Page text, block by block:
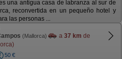
una antigua casa de labranza al sur de
reconvertida en un pequeño hotel y
las personas ...
(Mallorca) a 37 km de
50 €